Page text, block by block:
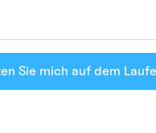
Sie mich auf dem